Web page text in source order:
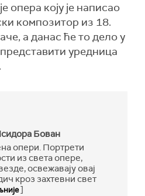
опера коју је написао
композитор из 18.
а данас ће то дело у
уредница
Бован
опери. Портрети
из света оперe,
освежавају овај
кроз захтевни свет
]